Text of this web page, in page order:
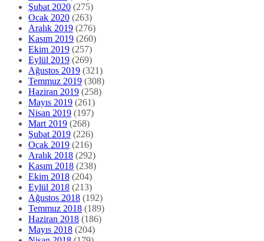
Şubat 2020 (275)
Ocak 2020 (263)
Aralık 2019 (276)
Kasım 2019 (260)
Ekim 2019 (257)
Eylül 2019 (269)
Ağustos 2019 (321)
Temmuz 2019 (308)
Haziran 2019 (258)
Mayıs 2019 (261)
Nisan 2019 (197)
Mart 2019 (268)
Şubat 2019 (226)
Ocak 2019 (216)
Aralık 2018 (292)
Kasım 2018 (238)
Ekim 2018 (204)
Eylül 2018 (213)
Ağustos 2018 (192)
Temmuz 2018 (189)
Haziran 2018 (186)
Mayıs 2018 (204)